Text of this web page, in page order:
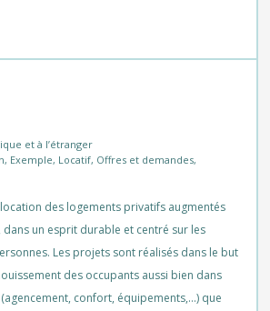
et à l’étranger
, Exemple, Locatif, Offres et demandes,
des logements privatifs augmentés
dans un esprit durable et centré sur les
Les projets sont réalisés dans le but
des occupants aussi bien dans
confort, équipements,…) que